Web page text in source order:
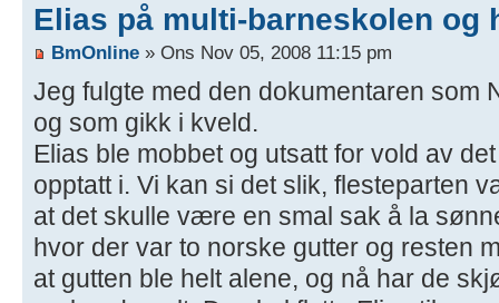
Elias på multi-barneskolen og
BmOnline » Ons Nov 05, 2008 11:15 pm
Jeg fulgte med den dokumentaren som
og som gikk i kveld.
Elias ble mobbet og utsatt for vold av
opptatt i. Vi kan si det slik, flesteparten
at det skulle være en smal sak å la
hvor der var to norske gutter og resten
at gutten ble helt alene, og nå har de